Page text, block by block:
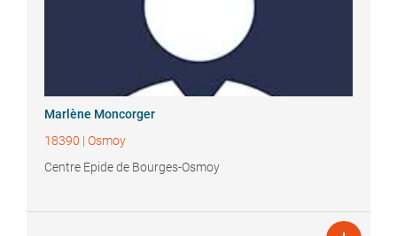
Marlène Moncorger
18390 | Osmoy
Centre Epide de Bourges-Osmoy